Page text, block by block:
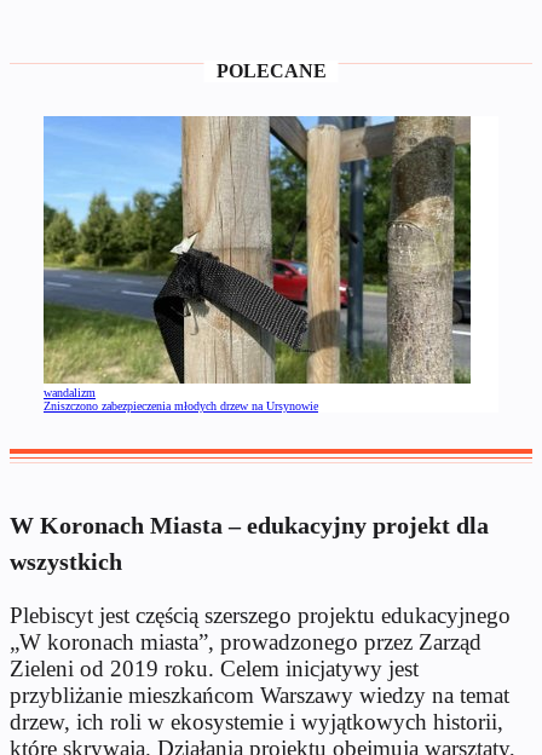
POLECANE
wandalizm
Zniszczono zabezpieczenia młodych drzew na Ursynowie
W Koronach Miasta – edukacyjny projekt dla
wszystkich
Plebiscyt jest częścią szerszego projektu edukacyjnego
„W koronach miasta”, prowadzonego przez Zarząd
Zieleni od 2019 roku. Celem inicjatywy jest
przybliżanie mieszkańcom Warszawy wiedzy na temat
drzew, ich roli w ekosystemie i wyjątkowych historii,
które skrywają. Działania projektu obejmują warsztaty,